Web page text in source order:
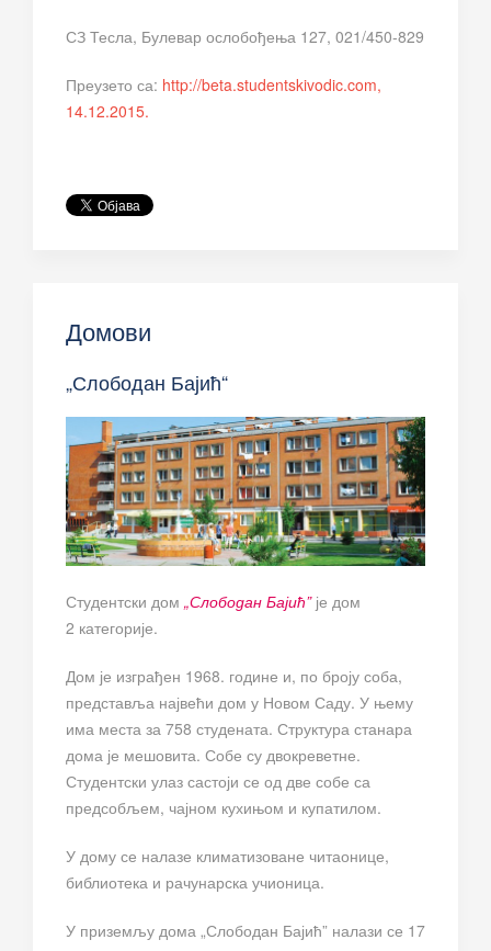
СЗ Тесла, Булевар ослобођења 127, 021/450-829
Преузето са: http://beta.studentskivodic.com,
14.12.2015.
Домови
„Слободан Бајић“
Студентски дом „Слободан Бајић”је дом
2 категорије.
Дом је изграђен 1968. године и, по броју соба,
представља највећи дом у Новом Саду. У њему
има места за 758 студената. Структура станара
дома је мешовита. Собе су двокреветне.
Студентски улаз састоји се од две собе са
предсобљем, чајном кухињом и купатилом.
У дому се налазе климатизоване читаонице,
библиотека и рачунарска учионица.
У приземљу дома „Слободан Бајић” налази се 17